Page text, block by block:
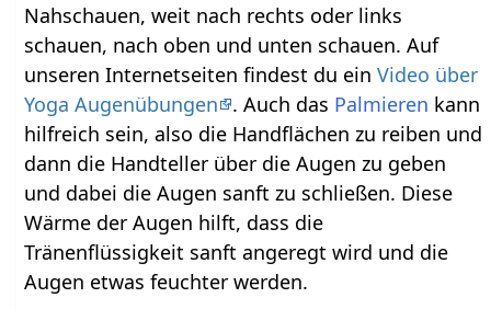
Nahschauen, weit nach rechts oder links
schauen, nach oben und unten schauen. Auf
unseren Internetseiten findest du einVideo über
Yoga Augenübungen
. Auch das Palmieren kann
hilfreich sein, also die Handflächen zu reiben und
dann die Handteller über die Augen zu geben
und dabei die Augen sanft zu schließen. Diese
Wärme der Augen hilft, dass die
Tränenflüssigkeit sanft angeregt wird und die
Augen etwas feuchter werden.